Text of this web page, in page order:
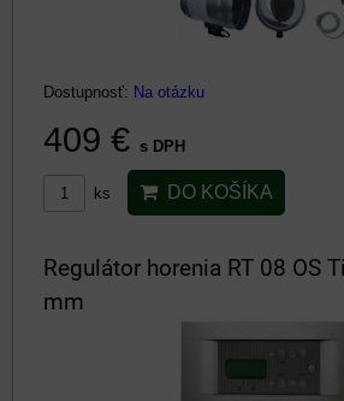
Dostupnosť: Na otázku
409 € s DPH
ks DO KOŠÍKA
Regulátor horenia RT 08 OS
mm